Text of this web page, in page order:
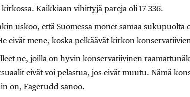
Kaikkiaan vihittyjä pareja oli 17 336.
uskoo, että Suomessa monet samaa
eivät mene, koska pelkäävät kirkon
ne, joilla on hyvin konservatiivinen
eivät voi pelastua, jos eivät muutu. Nämä
on, Fagerudd sanoo.